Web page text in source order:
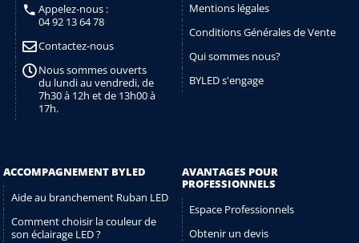
Appelez-nous :
04 92 13 64 78
Contactez-nous
Nous sommes ouverts
du lundi au vendredi, de
7h30 à 12h et de 13h00 à
17h.
Mentions légales
Conditions Générales de Vente
Qui sommes nous?
BYLED s'engage
ACCOMPAGNEMENT BYLED
Aide au branchement Ruban LED
Comment choisir la couleur de
son éclairage LED ?
AVANTAGES POUR
PROFESSIONNELS
Espace Professionnels
Obtenir un devis